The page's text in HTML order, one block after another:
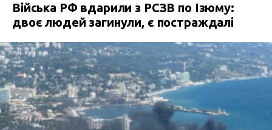
Війська РФ вдарили з РСЗВ по Ізюму:
двоє людей загинули, є постраждалі